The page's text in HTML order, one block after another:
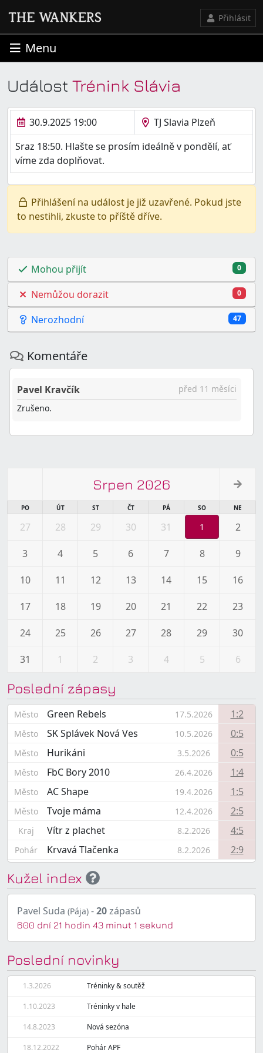
Přihlásit
Menu
Událost Trénink Slávia
30.9.2025 19:00
TJ Slavia Plzeň
Sraz 18:50. Hlašte se prosím ideálně v pondělí, ať
víme zda doplňovat.
Přihlášení na událost je již uzavřené. Pokud jste
to nestihli, zkuste to příště dříve.
Mohou přijít 0
Nemůžou dorazit 0
Nerozhodní 47
Komentáře
Pavel Kravčík
před 11 měsíci
Zrušeno.
Srpen 2026
PO ÚT ST ČT PÁ SO NE
27 28 29 30 31 1 2
3 4 5 6 7 8 9
10 11 12 13 14 15 16
17 18 19 20 21 22 23
24 25 26 27 28 29 30
31 1 2 3 4 5 6
Poslední zápasy
Město Green Rebels 17.5.2026 1:2
Město SK Splávek Nová Ves 10.5.2026 0:5
Město Hurikáni 3.5.2026 0:5
Město FbC Bory 2010 26.4.2026 1:4
Město AC Shape 19.4.2026 1:5
Město Tvoje máma 12.4.2026 2:5
Kraj Vítr z plachet 8.2.2026 4:5
Pohár Krvavá Tlačenka 8.2.2026 2:9
Kužel index
Pavel Suda (Pája) -20zápasů
600 dní 21 hodin 43 minut 1 sekund
Poslední novinky
1.3.2026 Tréninky & soutěž
1.10.2023 Tréninky v hale
14.8.2023 Nová sezóna
18.12.2022 Pohár APF